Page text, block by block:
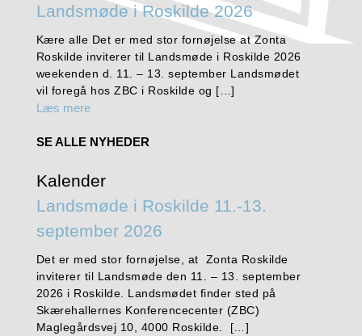
Landsmøde i Roskilde 2026
Kære alle Det er med stor fornøjelse at Zonta
Roskilde inviterer til Landsmøde i Roskilde 2026
weekenden d. 11. – 13. september Landsmødet
vil foregå hos ZBC i Roskilde og […]
Læs mere
SE ALLE NYHEDER
Kalender
Landsmøde i Roskilde 11.-13.
september 2026
Det er med stor fornøjelse, at Zonta Roskilde
inviterer til Landsmøde den 11. – 13. september
2026 i Roskilde. Landsmødet finder sted på
Skærehallernes Konferencecenter (ZBC)
Maglegårdsvej 10, 4000 Roskilde. […]